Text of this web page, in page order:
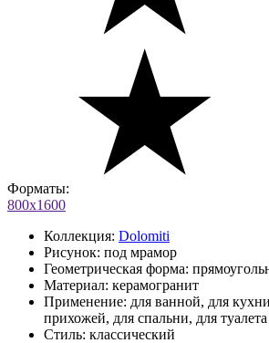
Форматы:
800х1600
Коллекция: Dolomiti
Рисунок: под мрамор
Геометрическая форма:
Материал: керамогранит
Применение: для ванной, для
прихожей, для спальни, для туалета
Стиль: классический